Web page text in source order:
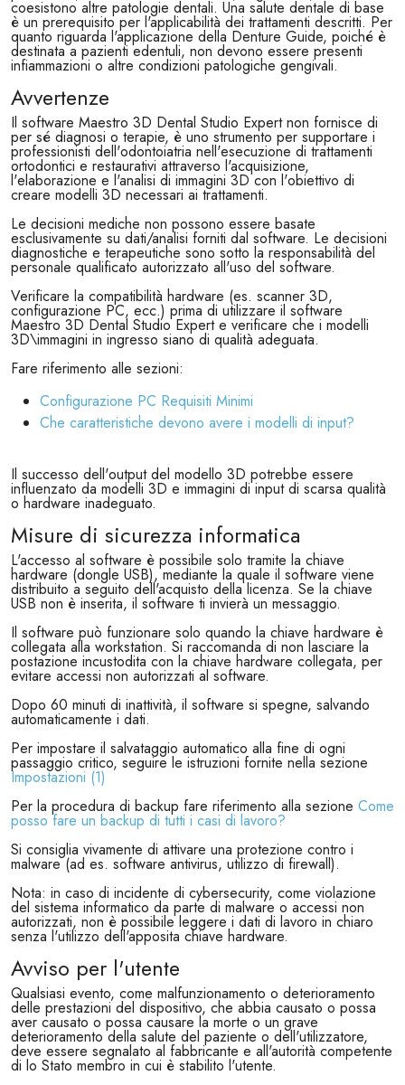
coesistono altre patologie dentali. Una salute dentale di base
è un prerequisito per l'applicabilità dei trattamenti descritti. Per
quanto riguarda l'applicazione della Denture Guide, poiché è
destinata a pazienti edentuli, non devono essere presenti
infiammazioni o altre condizioni patologiche gengivali.
Avvertenze
Il software Maestro 3D Dental Studio Expert non fornisce di
per sé diagnosi o terapie, è uno strumento per supportare i
professionisti dell'odontoiatria nell'esecuzione di trattamenti
ortodontici e restaurativi attraverso l'acquisizione,
l'elaborazione e l'analisi di immagini 3D con l'obiettivo di
creare modelli 3D necessari ai trattamenti.
Le decisioni mediche non possono essere basate
esclusivamente su dati/analisi forniti dal software. Le decisioni
diagnostiche e terapeutiche sono sotto la responsabilità del
personale qualificato autorizzato all'uso del software.
Verificare la compatibilità hardware (es. scanner 3D,
configurazione PC, ecc.) prima di utilizzare il software
Maestro 3D Dental Studio Expert e verificare che i modelli
3D\immagini in ingresso siano di qualità adeguata.
Fare riferimento alle sezioni:
Configurazione PC Requisiti Minimi
Che caratteristiche devono avere i modelli di input?
Il successo dell'output del modello 3D potrebbe essere
influenzato da modelli 3D e immagini di input di scarsa qualità
o hardware inadeguato.
Misure di sicurezza informatica
L'accesso al software è possibile solo tramite la chiave
hardware (dongle USB), mediante la quale il software viene
distribuito a seguito dell'acquisto della licenza. Se la chiave
USB non è inserita, il software ti invierà un messaggio.
Il software può funzionare solo quando la chiave hardware è
collegata alla workstation. Si raccomanda di non lasciare la
postazione incustodita con la chiave hardware collegata, per
evitare accessi non autorizzati al software.
Dopo 60 minuti di inattività, il software si spegne, salvando
automaticamente i dati.
Per impostare il salvataggio automatico alla fine di ogni
passaggio critico, seguire le istruzioni fornite nella sezione
Impostazioni (1)
Per la procedura di backup fare riferimento alla sezione Come
posso fare un backup di tutti i casi di lavoro?
Si consiglia vivamente di attivare una protezione contro i
malware (ad es. software antivirus, utilizzo di firewall).
Nota: in caso di incidente di cybersecurity, come violazione
del sistema informatico da parte di malware o accessi non
autorizzati, non è possibile leggere i dati di lavoro in chiaro
senza l'utilizzo dell'apposita chiave hardware.
Avviso per l'utente
Qualsiasi evento, come malfunzionamento o deterioramento
delle prestazioni del dispositivo, che abbia causato o possa
aver causato o possa causare la morte o un grave
deterioramento della salute del paziente o dell'utilizzatore,
deve essere segnalato al fabbricante e all'autorità competente
di lo Stato membro in cui è stabilito l'utente.